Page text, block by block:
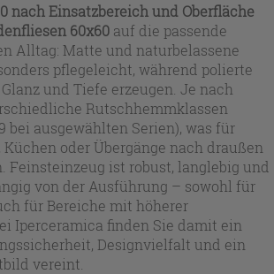
nach Einsatzbereich und Oberfläche
60x60 auf die passende
Alltag: Matte und naturbelassene
pflegeleicht, während polierte
und Tiefe erzeugen. Je nach
Rutschhemmklassen
bei ausgewählten Serien), was für
oder Übergänge nach draußen
Feinsteinzeug ist robust, langlebig und
von der Ausführung – sowohl für
für Bereiche mit höherer
Iperceramica finden Sie damit ein
Designvielfalt und ein
vereint.